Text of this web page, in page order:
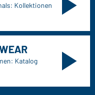
Kollektionen
Katalog